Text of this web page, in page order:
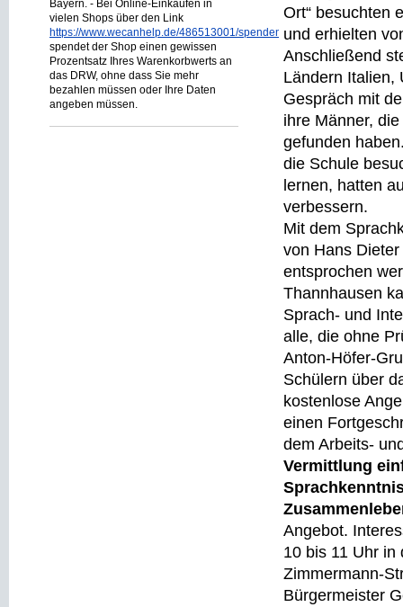
Bayern. - Bei Online-Einkäufen in
vielen Shops über den Link
https://www.wecanhelp.de/486513001/spendenprojekt
spendet der Shop einen gewissen
Prozentsatz Ihres Warenkorbwerts an
das DRW, ohne dass Sie mehr
bezahlen müssen oder Ihre Daten
angeben müssen.
Ort“ besuchten
und erhielten
Anschließend
Ländern Italien,
Gespräch mit
ihre Männer,
gefunden
die Schule
lernen, hatten
verbessern.
Mit dem
von Hans
entsprochen
Thannhausen
Sprach- und
alle, die ohne
Anton-Höfer-
Schülern über
kostenlose
einen
dem Arbeits-
Vermittlung
Angebot.
10 bis 11 Uhr in
Zimmermann-
Bürgermeister